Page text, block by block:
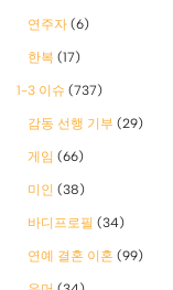
연주자 (6)
한복 (17)
1-3 이슈 (737)
감동 선행 기부 (29)
게임 (66)
미인 (38)
바디프로필 (34)
연예 결혼 이혼 (99)